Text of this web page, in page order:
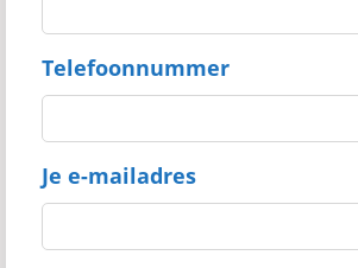
Telefoonnummer
Je e-mailadres